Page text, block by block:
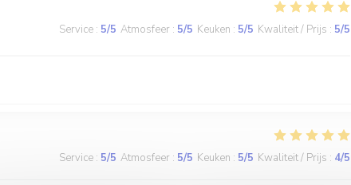
Service : 5/5 Atmosfeer : 5/5 Keuken : 5/5 Kwaliteit / Prijs : 5/5
Service : 5/5 Atmosfeer : 5/5 Keuken : 5/5 Kwaliteit / Prijs : 4/5